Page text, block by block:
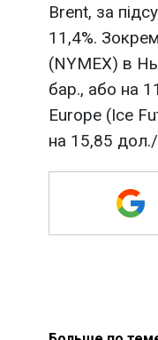
Brent, за
11,4%.
(NYMEX) в
бар., або на
Europe (Iсe
на 15,85